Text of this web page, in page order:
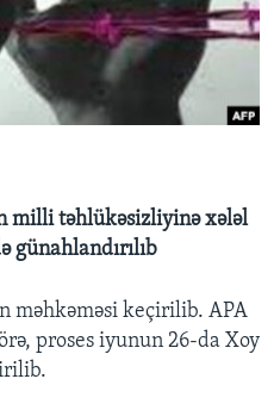
milli təhlükəsizliyinə xələl
günahlandırılıb
məhkəməsi keçirilib. APA
proses iyunun 26-da Xoy